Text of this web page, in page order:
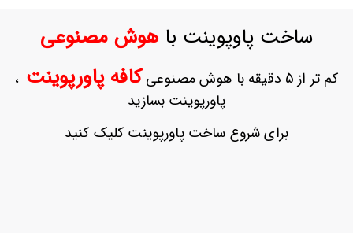
حساب
ثبت
بازیابی
ساخت پاوپوینت باهوش مصنوعی
کم تر از 5 دقیقه با هوش مصنوعی کافه پاورپوینت ،
پاورپوینت بسازید
برای شروع ساخت پاورپوینت کلیک کنید